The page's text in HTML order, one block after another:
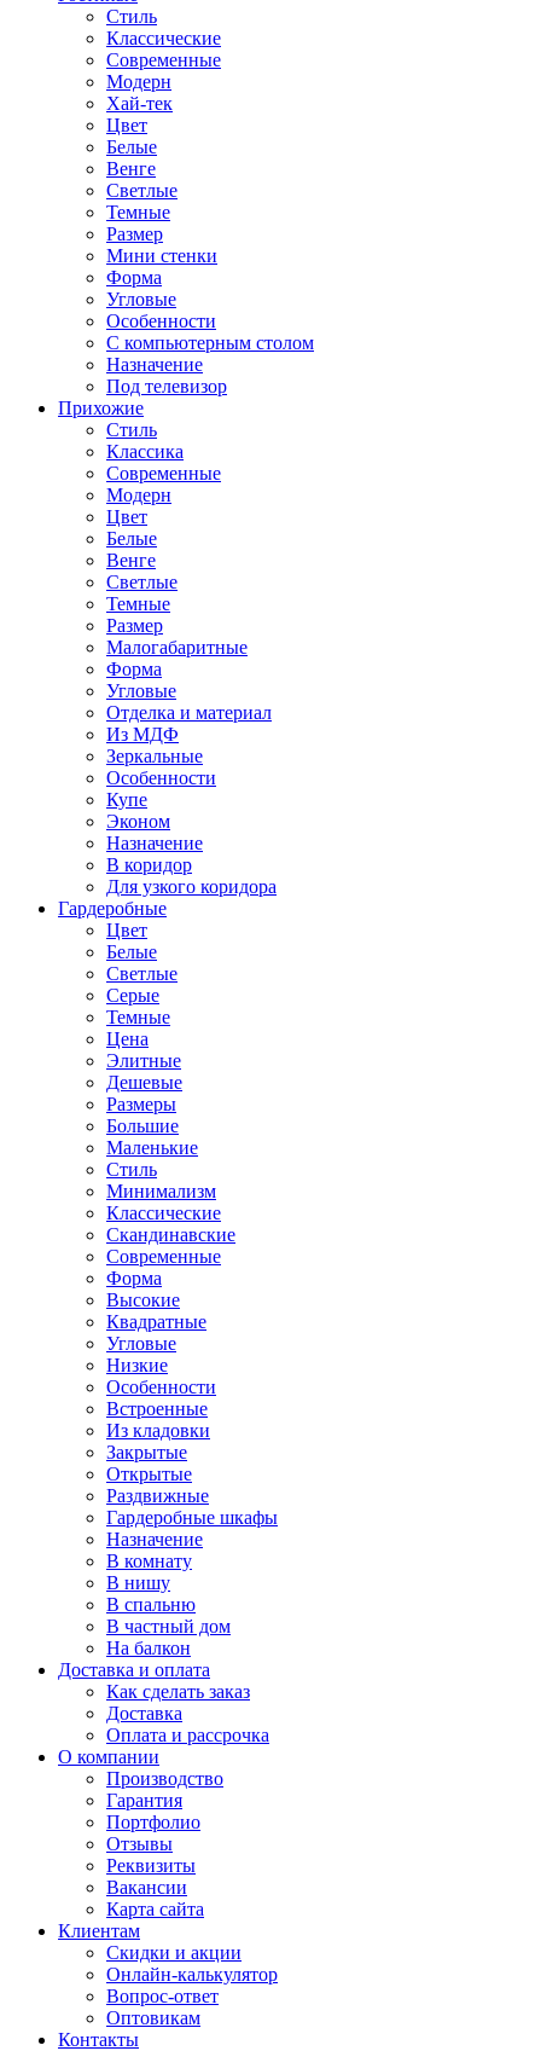
Стиль
Классические
Современные
Модерн
Хай-тек
Цвет
Белые
Венге
Светлые
Темные
Размер
Мини стенки
Форма
Угловые
Особенности
С компьютерным столом
Назначение
Под телевизор
Прихожие
Стиль
Классика
Современные
Модерн
Цвет
Белые
Венге
Светлые
Темные
Размер
Малогабаритные
Форма
Угловые
Отделка и материал
Из МДФ
Зеркальные
Особенности
Купе
Эконом
Назначение
В коридор
Для узкого коридора
Гардеробные
Цвет
Белые
Светлые
Серые
Темные
Цена
Элитные
Дешевые
Размеры
Большие
Маленькие
Стиль
Минимализм
Классические
Скандинавские
Современные
Форма
Высокие
Квадратные
Угловые
Низкие
Особенности
Встроенные
Из кладовки
Закрытые
Открытые
Раздвижные
Гардеробные шкафы
Назначение
В комнату
В нишу
В спальню
В частный дом
На балкон
Доставка и оплата
Как сделать заказ
Доставка
Оплата и рассрочка
О компании
Производство
Гарантия
Портфолио
Отзывы
Реквизиты
Вакансии
Карта сайта
Клиентам
Скидки и акции
Онлайн-калькулятор
Вопрос-ответ
Оптовикам
Контакты